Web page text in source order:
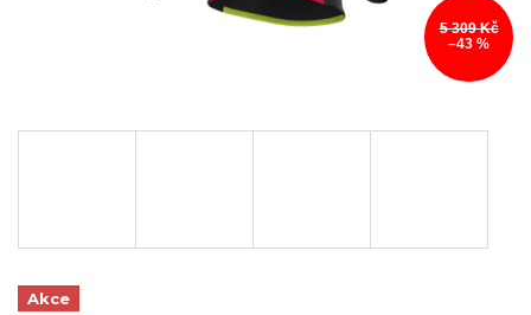
5 309 Kč
–43 %
Akce